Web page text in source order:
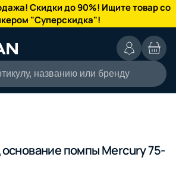
Скидки до 90%! Ищите товар со
"Суперскидка"!
названию или бренду
помпы Mercury 75-